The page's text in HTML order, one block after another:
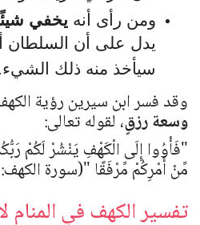
ومن رأى أنه يخفي
يدل على أن
سيأخذ منه ذلك الشيء.
وقد فسر ابن سيرين رؤية
وسعة رزقٍ، لقوله تعالى:
"فَأْوُوا إِلَى الْكَهْفِ يَنْشُرْ لَكُمْ
مِّنْ أَمْرِكُمْ مِّرْفَقًا"(سورة الكهف: 16).
تفسير الكهف في المنام